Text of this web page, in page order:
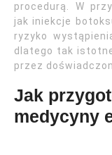
procedurą. W
jak iniekcje
ryzyko
dlatego tak
przez
Jak
medycyny